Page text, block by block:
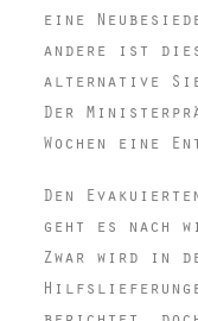
eine
andere ist
alternative
Der
Wochen eine
Den
geht es nach
Zwar wird in